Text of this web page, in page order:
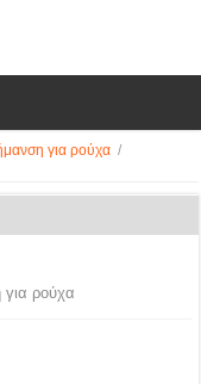
για ρούχα /
ρούχα